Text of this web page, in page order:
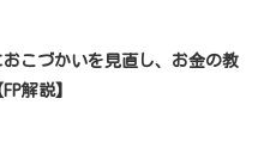
こづかいを見直し、お金の教
解説】